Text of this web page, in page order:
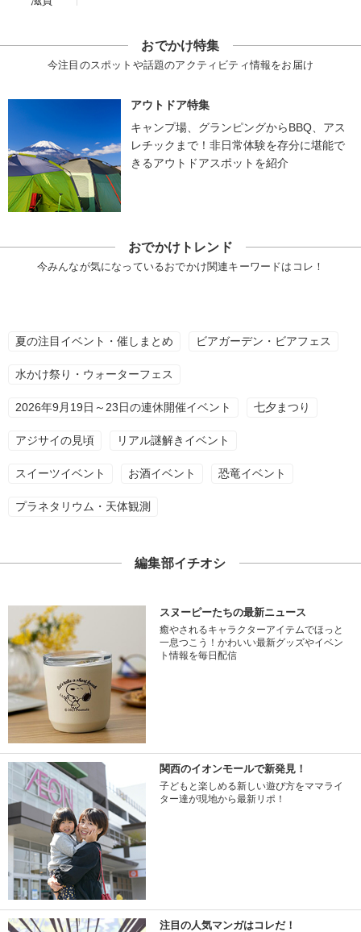
おでかけ特集
今注目のスポットや話題のアクティビティ情報をお届け
アウトドア特集
キャンプ場、グランピングからBBQ、アス
レチックまで！非日常体験を存分に堪能で
きるアウトドアスポットを紹介
おでかけトレンド
今みんなが気になっているおでかけ関連キーワードはコレ！
夏の注目イベント・催しまとめ ビアガーデン・ビアフェス
水かけ祭り・ウォーターフェス
2026年9月19日～23日の連休開催イベント 七夕まつり
アジサイの見頃 リアル謎解きイベント
スイーツイベント お酒イベント 恐竜イベント
プラネタリウム・天体観測
編集部イチオシ
スヌーピーたちの最新ニュース
癒やされるキャラクターアイテムでほっと
一息つこう！かわいい最新グッズやイベン
ト情報を毎日配信
関西のイオンモールで新発見！
子どもと楽しめる新しい遊び方をママライ
ター達が現地から最新リポ！
注目の人気マンガはコレだ！